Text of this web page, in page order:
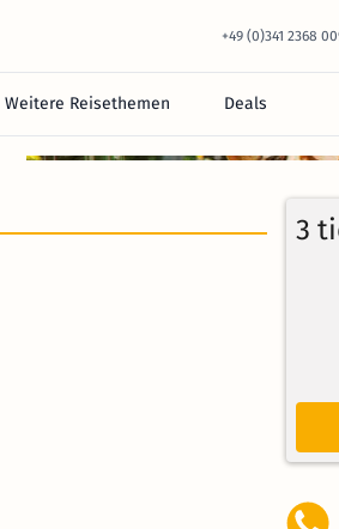
+49 (0)341 2368
Weitere Reisethemen Deals
3